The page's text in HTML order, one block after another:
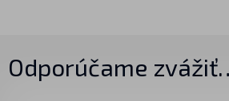
Odporúčame